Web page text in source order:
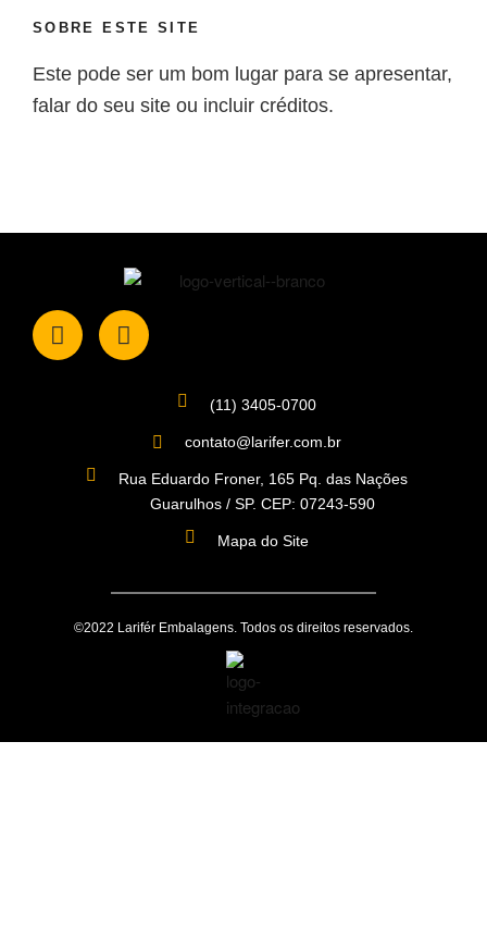
SOBRE ESTE SITE
Este pode ser um bom lugar para se apresentar,
falar do seu site ou incluir créditos.
(11) 3405-0700
contato@larifer.com.br
Rua Eduardo Froner, 165 Pq. das Nações
Guarulhos / SP. CEP: 07243-590
Mapa do Site
©2022 Larifér Embalagens. Todos os direitos reservados.